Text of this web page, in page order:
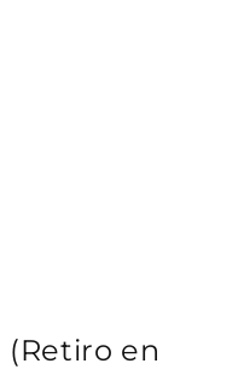
en